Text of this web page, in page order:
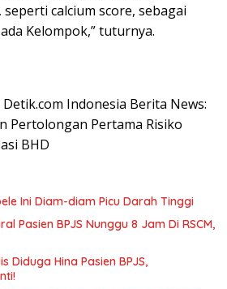
calcium score, sebagai
Kelompok,” tuturnya.
Indonesia Berita News:
Pertolongan Pertama Risiko
BHD
Ini Diam-diam Picu Darah Tinggi
Pasien BPJS Nunggu 8 Jam Di RSCM,
Diduga Hina Pasien BPJS,